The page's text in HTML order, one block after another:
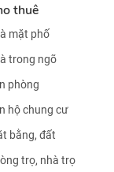
thuê
mặt phố
trong ngõ
phòng
hộ chung cư
bằng, đất
trọ, nhà trọ